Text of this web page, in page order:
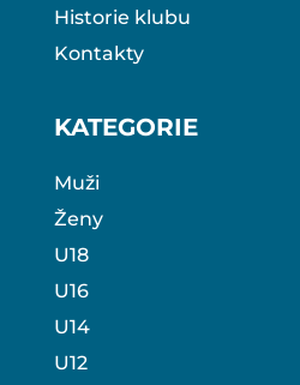
Historie klubu
Kontakty
KATEGORIE
Muži
Ženy
U18
U16
U14
U12